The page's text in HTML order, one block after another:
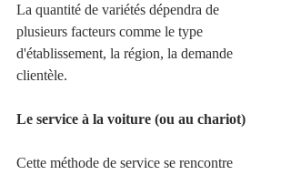
La quantité de variétés dépendra de
plusieurs facteurs comme le type
d'établissement, la région, la demande
clientèle.
Le service à la voiture (ou au chariot)
Cette méthode de service se rencontre